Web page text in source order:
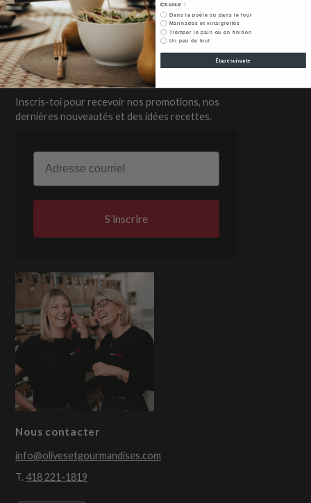
Nous joindre
Campagne de financement
Programme de récompenses
Pour te joindre à nous
Inscris-toi pour recevoir nos promotions, nos
dernières nouveautés et des idées recettes.
Email
S’inscrire
Nous contacter
info@olivesetgourmandises.com
T.418 221-1819
Choisir :
Dans la poêle ou dans le four
Marinades et vinaigrettes
Tremper le pain ou en finition
Un peu de tout
Étape suivante